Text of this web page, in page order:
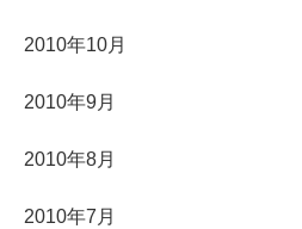
2010年10月
2010年9月
2010年8月
2010年7月